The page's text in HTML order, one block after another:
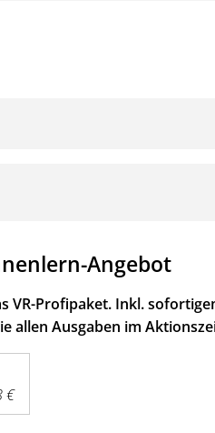
Angebot
VR-Profipaket. Inkl.
allen Ausgaben im
€